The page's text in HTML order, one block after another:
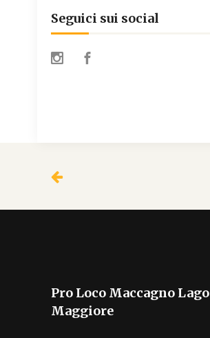
Seguici sui social
Pro Loco Maccagno Lago
Maggiore